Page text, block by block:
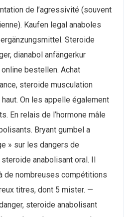
de l’agressivité (souvent
Kaufen legal anaboles
Steroide
dianabol anfängerkur
bestellen. Achat
steroide musculation
On les appelle également
En relais de l’hormone mâle
Bryant gumbel a
» sur les dangers de
anabolisant oral. Il
de nombreuses compétitions
titres, dont 5 mister. —
steroide anabolisant